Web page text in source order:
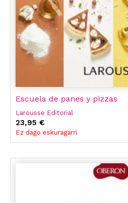
Escuela de panes y pizzas
Larousse Editorial
23,95 €
Ez dago eskuragarri